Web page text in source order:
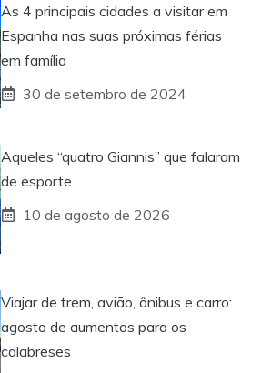
As 4 principais cidades a visitar em
Espanha nas suas próximas férias
em família
30 de setembro de 2024
Aqueles “quatro Giannis” que falaram
de esporte
10 de agosto de 2026
Viajar de trem, avião, ônibus e carro:
agosto de aumentos para os
calabreses